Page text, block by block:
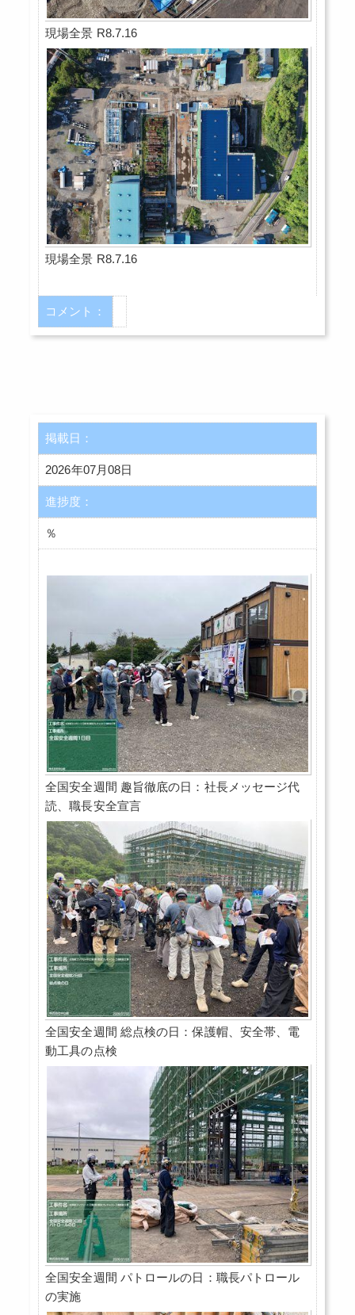
現場全景 R8.7.16
現場全景 R8.7.16
コメント：
掲載日：
2026年07月08日
進捗度：
％
全国安全週間 趣旨徹底の日：社長メッセージ代
読、職長安全宣言
全国安全週間 総点検の日：保護帽、安全帯、電
動工具の点検
全国安全週間 パトロールの日：職長パトロール
の実施